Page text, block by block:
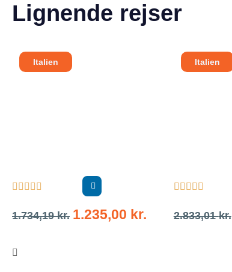
Lignende rejser
Italien
    
1.734,19kr. 1.235,00 kr.
Italien
    
2.833,01kr.